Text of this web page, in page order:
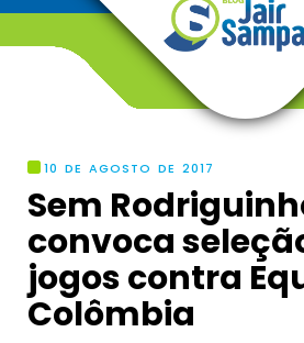
10 DE AGOSTO DE 2017
Sem
convoca
jogos contra
Colômbia